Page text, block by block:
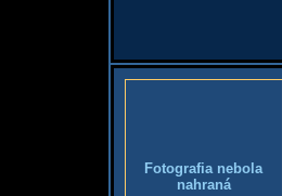
Fotografia nebola
nahraná